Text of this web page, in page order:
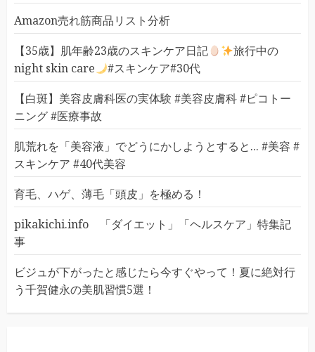
Amazon売れ筋商品リスト分析
【35歳】肌年齢23歳のスキンケア日記
旅行中の
night skin care
#スキンケア#30代
【白斑】美容皮膚科医の実体験 #美容皮膚科 #ピコトー
ニング #医療事故
肌荒れを「美容液」でどうにかしようとすると... #美容 #
スキンケア #40代美容
育毛、ハゲ、薄毛「頭皮」を極める！
pikakichi.info 「ダイエット」「ヘルスケア」特集記
事
ビジュが下がったと感じたら今すぐやって！夏に絶対行
う千賀健永の美肌習慣5選！